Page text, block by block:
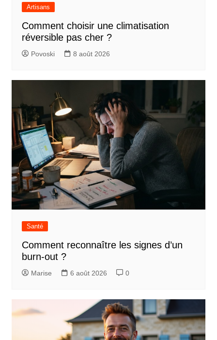
Artisans
Comment choisir une climatisation
réversible pas cher ?
Povoski 8 août 2026
Santé
Comment reconnaître les signes d’un
burn-out ?
Marise 6 août 2026 0